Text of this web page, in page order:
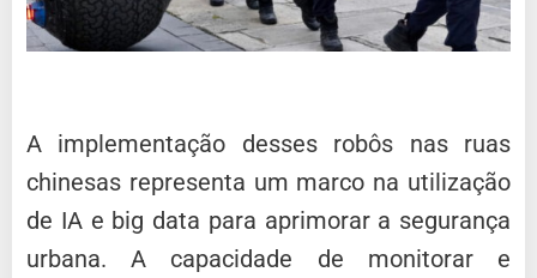
A implementação desses robôs nas ruas
chinesas representa um marco na utilização
de IA e big data para aprimorar a segurança
urbana. A capacidade de monitorar e